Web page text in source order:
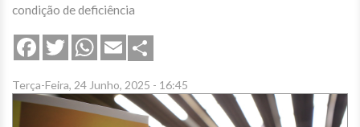
condição de deficiência
FacebookTwitterWhatsApp
Email
Terça-Feira, 24 Junho, 2025 - 16:45